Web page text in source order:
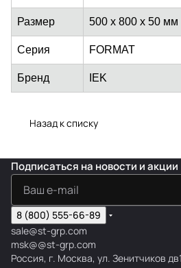
Размер 500 x 800 x 50 мм
Серия FORMAT
Бренд IEK
Назад к списку
Подписаться на новости и акции
8 (800) 555-66-89
sale@st-grp.com
msk@@st-grp.com
Россия, г. Москва, ул. Зенитчиков